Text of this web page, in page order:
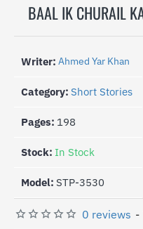
Writer: Ahmed Yar Khan
Category: Short Stories
Pages: 198
Stock: In Stock
Model: STP-3530
0 reviews -